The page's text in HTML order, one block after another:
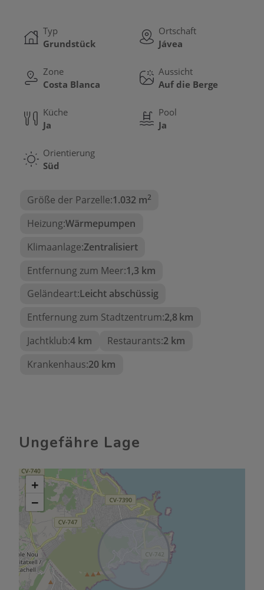
Grundstück 1.032m2 und das dritte Grundstück
1.298m2
Typ
Grundstück
Ortschaft
Jávea
Zone
Costa Blanca
Aussicht
Auf die Berge
Küche
Ja
Pool
Ja
Orientierung
Süd
Größe der Parzelle:1.032 m2
Heizung:Wärmepumpen
Klimaanlage:Zentralisiert
Entfernung zum Meer:1,3 km
Geländeart:Leicht abschüssig
Entfernung zum Stadtzentrum:2,8 km
Jachtklub:4 km Restaurants:2 km
Krankenhaus:20 km
Ungefähre Lage
+
−